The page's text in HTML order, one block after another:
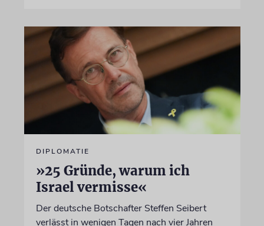
DIPLOMATIE
»25 Gründe, warum ich
Israel vermisse«
Der deutsche Botschafter Steffen Seibert
verlässt in wenigen Tagen nach vier Jahren